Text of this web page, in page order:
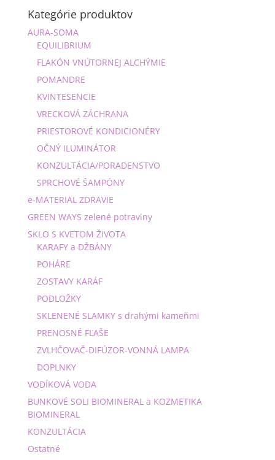
Kategórie produktov
AURA-SOMA
EQUILIBRIUM
FLAKÓN VNÚTORNEJ ALCHÝMIE
POMANDRE
KVINTESENCIE
VRECKOVÁ ZÁCHRANA
PRIESTOROVÉ KONDICIONÉRY
OČNÝ ILUMINÁTOR
KONZULTÁCIA/PORADENSTVO
SPRCHOVÉ ŠAMPÓNY
e-MATERIAL ZDRAVIE
GREEN WAYS zelené potraviny
SKLO S KVETOM ŽIVOTA
KARAFY a DŽBÁNY
POHÁRE
ZOSTAVY KARÁF
PODLOŽKY
SKLENENÉ SLAMKY s drahými kameňmi
PRENOSNÉ FĽAŠE
ZVLHČOVAČ-DIFÚZOR-VONNÁ LAMPA
DOPLNKY
VODÍKOVÁ VODA
BUNKOVÉ SOLI BIOMINERAL a KOZMETIKA
BIOMINERAL
KONZULTÁCIA
Ostatné